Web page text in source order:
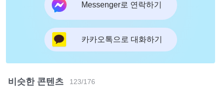
Messenger로 연락하기
카카오톡으로 대화하기
비슷한 콘텐츠 123/176